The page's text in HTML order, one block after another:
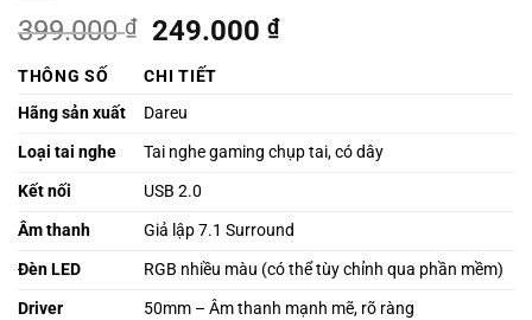
399.000₫
Giá
gốc
là:
399.000 ₫.
249.000₫Giá
249.000 ₫.
THÔNG SỐ
CHI TIẾT
Hãng sản xuất
Dareu
Loại tai nghe
Tai nghe gaming chụp tai, có dây
Kết nối
USB 2.0
Âm thanh
Giả lập 7.1 Surround
Đèn LED
RGB nhiều màu (có thể tùy chỉnh qua phần mềm)
Driver
50mm – Âm thanh mạnh mẽ, rõ ràng